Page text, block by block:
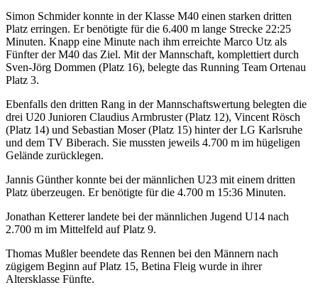
Simon Schmider konnte in der Klasse M40 einen starken dritten
Platz erringen. Er benötigte für die 6.400 m lange Strecke 22:25
Minuten. Knapp eine Minute nach ihm erreichte Marco Utz als
Fünfter der M40 das Ziel. Mit der Mannschaft, komplettiert durch
Sven-Jörg Dommen (Platz 16), belegte das Running Team Ortenau
Platz 3.
Ebenfalls den dritten Rang in der Mannschaftswertung belegten die
drei U20 Junioren Claudius Armbruster (Platz 12), Vincent Rösch
(Platz 14) und Sebastian Moser (Platz 15) hinter der LG Karlsruhe
und dem TV Biberach. Sie mussten jeweils 4.700 m im hügeligen
Gelände zurücklegen.
Jannis Günther konnte bei der männlichen U23 mit einem dritten
Platz überzeugen. Er benötigte für die 4.700 m 15:36 Minuten.
Jonathan Ketterer landete bei der männlichen Jugend U14 nach
2.700 m im Mittelfeld auf Platz 9.
Thomas Mußler beendete das Rennen bei den Männern nach
zügigem Beginn auf Platz 15, Betina Fleig wurde in ihrer
Altersklasse Fünfte.